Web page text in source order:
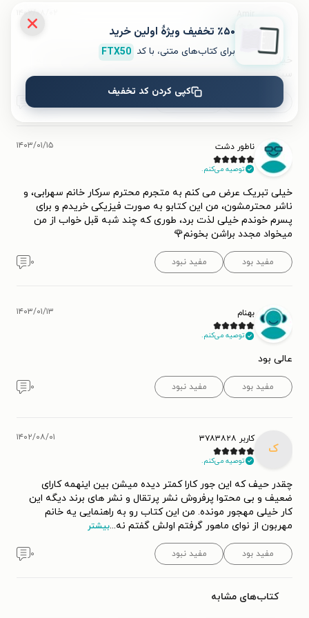
A
Amir
توصیه می‌کنم.
۱۴۰۲/۰۸/۰۲
خیلی عالی ترجمه شده روان قابل فهم براب کودک و با شعری به
سبک مرحوم فروغ فرخزاد حتما برای بچه هاتون بخرید
ناطور دشت
توصیه می‌کنم.
۱۴۰۳/۰۱/۱۵
خیلی تبریک عرض می کنم به متجرم محترم سرکار خانم سهرابی، و
ناشر محترمشون، من این کتابو به صورت فیزیکی خریدم و برای
پسرم خوندم خیلی لذت برد، طوری که چند شبه قبل خواب از من
میخواد مجدد براشن بخونم🌹
مفید بود مفید نبود ۰
بهنام
توصیه می‌کنم.
۱۴۰۳/۰۱/۱۳
عالی بود
مفید بود مفید نبود ۰
ک
کاربر ۳۷۸۳۸۲۸
توصیه می‌کنم.
۱۴۰۲/۰۸/۰۱
چقدر حیف که این جور کارا کمتر دیده میشن بین اینهمه کارای
ضعیف و بی محتوا پرفروش نشر پرتقال و نشر های برند دیگه این
کار خیلی مهجور مونده. من این کتاب رو به راهنمایی یه خانم
مهربون از نوای ماهور گرفتم اولش گفتم نه...بیشتر
مفید بود مفید نبود ۰
کتاب‌های مشابه
٪۵۰ تخفیف ویژۀ اولین خرید
برای کتاب‌های متنی، با کد FTX50
کپی کردن کد تخفیف